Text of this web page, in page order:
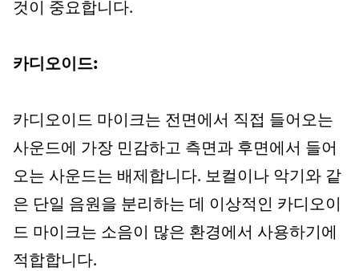
것이 중요합니다.
카디오이드:
카디오이드 마이크는 전면에서 직접 들어오는
사운드에 가장 민감하고 측면과 후면에서 들어
오는 사운드는 배제합니다. 보컬이나 악기와 같
은 단일 음원을 분리하는 데 이상적인 카디오이
드 마이크는 소음이 많은 환경에서 사용하기에
적합합니다.